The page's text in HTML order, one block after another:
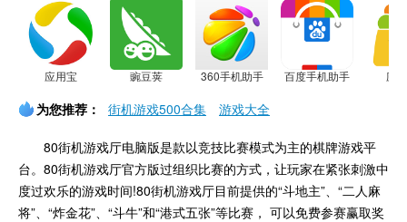
应用宝 豌豆荚 360手机助手 百度手机助手 应
为您推荐： 街机游戏500合集 游戏大全
80街机游戏厅电脑版是款以竞技比赛模式为主的棋牌游戏平
台。80街机游戏厅官方版过组织比赛的方式，让玩家在紧张刺激中
度过欢乐的游戏时间!80街机游戏厅目前提供的“斗地主”、“二人麻
将”、“炸金花”、“斗牛”和“港式五张”等比赛， 可以免费参赛赢取奖